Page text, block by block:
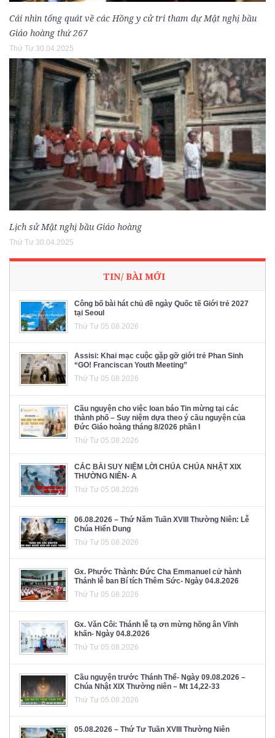
Cái nhìn tổng quát về các Hồng y cử tri tham dự Mật nghị bầu
Giáo hoàng thứ 267
Thứ Tư 30.04.2025
Lịch sử Mật nghị bầu Giáo hoàng
Thứ Tư 30.04.2025
TIN/ BÀI MỚI
Công bố bài hát chủ đề ngày Quốc tế Giới trẻ 2027
tại Seoul
Thứ Tư 05.08.2026
Assisi: Khai mạc cuộc gặp gỡ giới trẻ Phan Sinh
“GO! Franciscan Youth Meeting”
Thứ Tư 05.08.2026
Cầu nguyện cho việc loan báo Tin mừng tại các
thành phố – Suy niệm dựa theo ý cầu nguyện của
Đức Giáo hoàng tháng 8/2026 phần I
Thứ Tư 05.08.2026
CÁC BÀI SUY NIỆM LỜI CHÚA CHÚA NHẬT XIX
THƯỜNG NIÊN- A
Thứ Tư 05.08.2026
06.08.2026 – Thứ Năm Tuần XVIII Thường Niên: Lễ
Chúa Hiển Dung
Thứ Tư 05.08.2026
Gx. Phước Thành: Đức Cha Emmanuel cử hành
Thánh lễ ban Bí tích Thêm Sức- Ngày 04.8.2026
Thứ Tư 05.08.2026
Gx. Văn Côi: Thánh lễ tạ ơn mừng hồng ân Vĩnh
khấn- Ngày 04.8.2026
Thứ Tư 05.08.2026
Cầu nguyện trước Thánh Thể- Ngày 09.08.2026 –
Chúa Nhật XIX Thường niên – Mt 14,22-33
Thứ Tư 05.08.2026
05.08.2026 – Thứ Tư Tuần XVIII Thường Niên